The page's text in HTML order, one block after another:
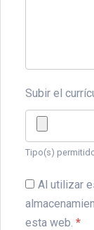
Subir el
Tipo(s)
Al utilizar
esta web. *